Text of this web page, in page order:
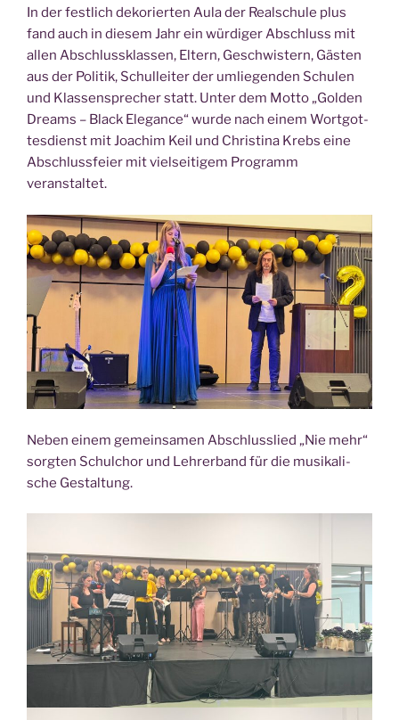
In der fest­lich deko­rier­ten Aula der Real­schu­le plus
fand auch in die­sem Jahr ein wür­di­ger Abschluss mit
allen Abschluss­klas­sen, Eltern, Geschwis­tern, Gäs­ten
aus der Poli­tik, Schul­lei­ter der umlie­gen­den Schu­len
und Klas­sen­spre­cher statt. Unter dem Mot­to „Gol­den
Dreams – Black Ele­gan­ce“ wur­de nach einem Wort­got­
tes­dienst mit Joa­chim Keil und Chris­ti­na Krebs eine
Abschluss­fei­er mit viel­sei­ti­gem Pro­gramm
veranstaltet.
Neben einem gemein­sa­men Abschluss­lied „Nie mehr“
sorg­ten Schul­chor und Leh­rer­band für die musi­ka­li­
sche Gestaltung.